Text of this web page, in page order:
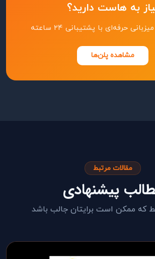
به هاست دارید؟
حرفه‌ای با پشتیبانی ۲۴ ساعته
مشاهده پلن‌ها
مقالات مرتبط
پیشنهادی
که ممکن است برایتان جالب باشد